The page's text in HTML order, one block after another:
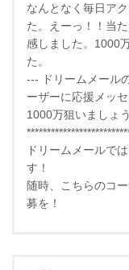
なんとなく毎日ア
た。えーっ！！当
感しました。1000
た。
--- ドリームメール
ーザーに応援メッ
1000万狙いましょ
ドリームメールで
す！
随時、こちらのコ
募を！